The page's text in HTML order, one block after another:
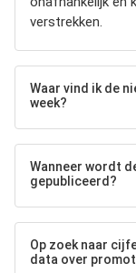
verstrekken.
Waar vind ik de
week?
Wanneer wordt
gepubliceerd?
Op zoek naar
data over